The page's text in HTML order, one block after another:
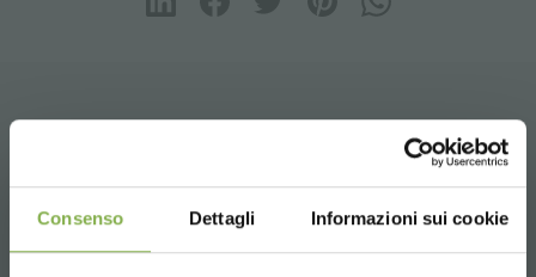
Consenso Dettagli Informazioni sui cookie